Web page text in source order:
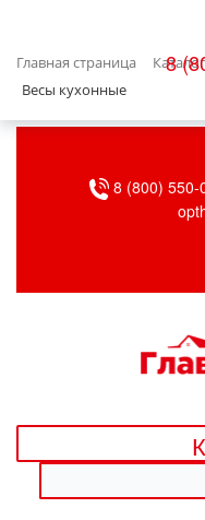
8
Главная страница Каталог
Весы кухонные
БЫТОВАЯ ТЕХНИКА
ВЕНТИЛЯЦИЯ
ДАЧА, САД И
ДЕТСКИЕ ТОВАРЫ
8 (800) 550-